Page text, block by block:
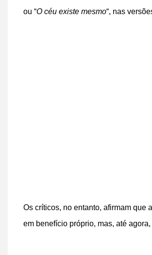
ou “O céu existe mesmo“, nas
Os críticos, no entanto, afirmam que
em benefício próprio, mas, até